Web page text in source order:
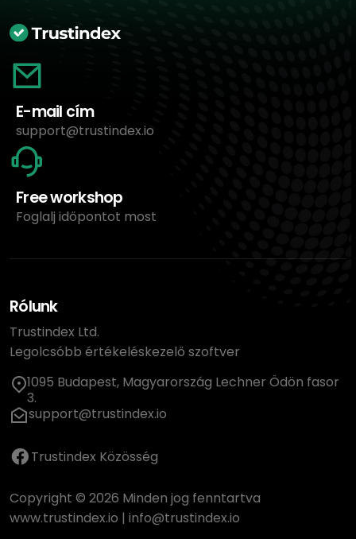
E-mail cím
support@trustindex.io
Free workshop
Foglalj időpontot most
Rólunk
Trustindex Ltd.
Legolcsóbb értékeléskezelő szoftver
1095 Budapest, Magyarország Lechner Ödön fasor
3.
support@trustindex.io
Trustindex Közösség
Copyright © 2026 Minden jog fenntartva
www.trustindex.io | info@trustindex.io